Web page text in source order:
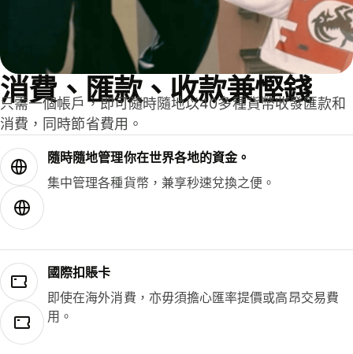
消費、匯款、收款兼慳錢
只需一個帳戶，即可隨時隨地以40多種貨幣收發匯款和
消費，同時節省費用。
隨時隨地管理你在世界各地的資金。
集中管理各種貨幣，兼享秒速兌換之便。
國際扣賬卡
即使在海外消費，亦毋須擔心匯率提價或高昂交易費
用。